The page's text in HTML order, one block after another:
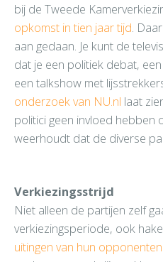
bij de Tweede
opkomst in tien jaar tijd.
aan gedaan. Je kunt de
dat je een politiek debat,
een talkshow met
onderzoek van NU.nl laat
politici geen invloed hebben
weerhoudt dat de diverse
Verkiezingsstrijd
Niet alleen de partijen zelf
verkiezingsperiode, ook
uitingen van hun opponenten